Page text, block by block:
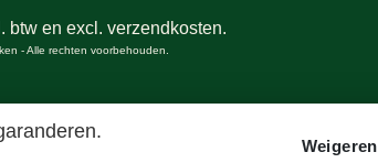
btw en excl. verzendkosten.
- Alle rechten voorbehouden.
Weigeren